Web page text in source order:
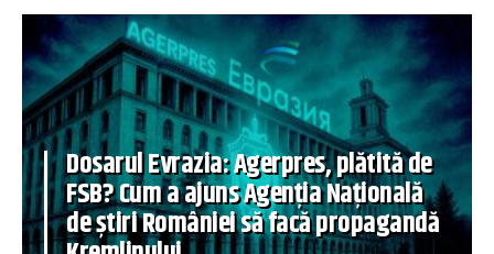
Dosarul Evrazia: Agerpres, plătită de
FSB? Cum a ajuns Agenția Națională
de știri României să facă propagandă